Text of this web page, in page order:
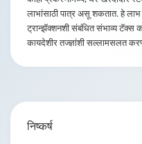
लाभांसाठी पात्र असू शकतात. हे लाभ
ट्रान्झॅक्शनशी संबंधित संभाव्य टॅक्स
कायदेशीर तज्ज्ञांशी सल्लामसलत
निष्कर्ष